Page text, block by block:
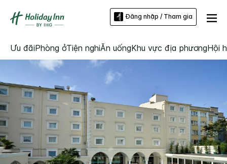
Đăng nhập / Tham gia
Ưu đãiPhòng ởTiện nghiĂn uốngKhu vực địa phươngHội